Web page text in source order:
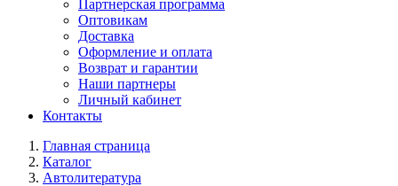
Партнерская программа
Оптовикам
Доставка
Оформление и оплата
Возврат и гарантии
Наши партнеры
Личный кабинет
Контакты
Главная страница
Каталог
Автолитература